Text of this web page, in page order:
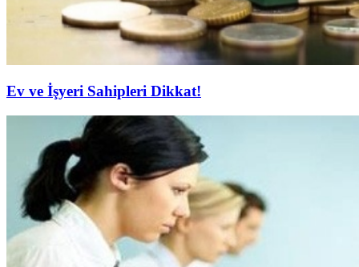
Ev ve İşyeri Sahipleri Dikkat!